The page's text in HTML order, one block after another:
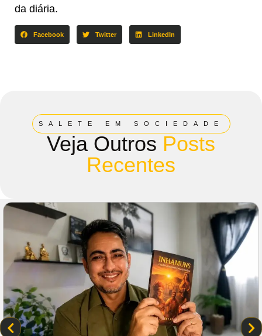
da diária.
Facebook Twitter LinkedIn
SALETE EM SOCIEDADE
Veja Outros Posts
Recentes